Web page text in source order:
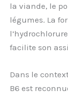
la viande, le
légumes. La
facilite son
Dans le
B6 est